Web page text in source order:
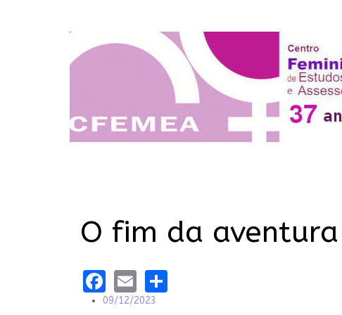
O fim da
Facebook
Email
09/12/2023